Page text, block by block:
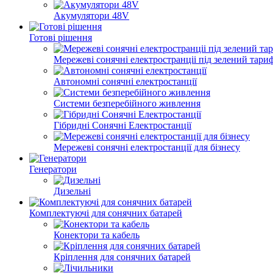
Акумулятори 48V
Готові рішення
Мережеві сонячні електространціі під зелений
Автономні сонячні електростанції
Системи безперебійного живлення
Гібридні Сонячні Електростанції
Мережеві сонячні електростанції для бізнесу
Генератори
Дизельні
Комплектуючі для сонячних батарей
Конектори та кабель
Кріплення для сонячних батарей